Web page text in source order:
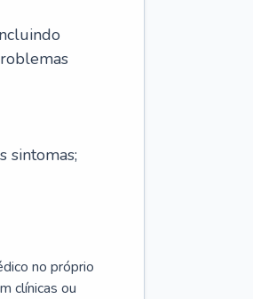
sintomas;
no próprio
clínicas ou